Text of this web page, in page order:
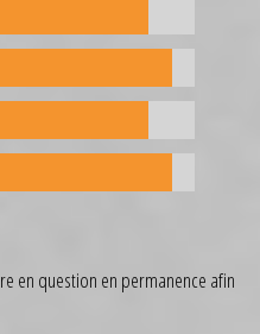
en question en permanence afin